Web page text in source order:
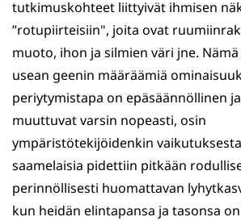
tutkimuskohteet liittyivät ihmisen
”rotupiirteisiin", joita ovat
muoto, ihon ja silmien väri jne.
usean geenin määräämiä
periytymistapa on epäsäännöllinen
muuttuvat varsin nopeasti, osin
ympäristötekijöidenkin
saamelaisia pidettiin pitkään
perinnöllisesti huomattavan
kun heidän elintapansa ja tasonsa